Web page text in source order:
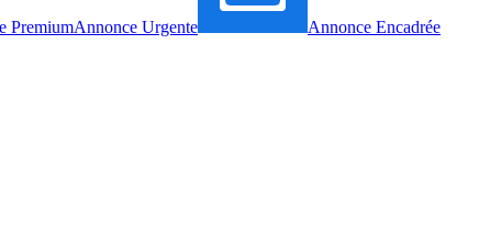
PremiumAnnonce Urgente
Annonce Encadrée